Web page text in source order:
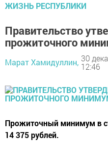
ЖИЗНЬ РЕСПУБЛИКИ
Правительство
прожиточного
Марат Хамидуллин, 30
12:46
Прожиточный минимум в
14 375 рублей.